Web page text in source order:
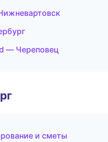
— Череповец
и сметы